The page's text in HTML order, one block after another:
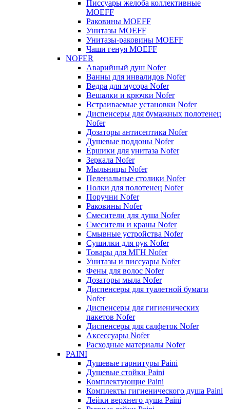
Писсуары желоба коллективные
MOEFF
Раковины MOEFF
Унитазы MOEFF
Унитазы-раковины MOEFF
Чаши генуя MOEFF
NOFER
Аварийный душ Nofer
Ванны для инвалидов Nofer
Ведра для мусора Nofer
Вешалки и крючки Nofer
Встраиваемые установки Nofer
Диспенсеры для бумажных полотенец
Nofer
Дозаторы антисептика Nofer
Душевые поддоны Nofer
Ёршики для унитаза Nofer
Зеркала Nofer
Мыльницы Nofer
Пеленальные столики Nofer
Полки для полотенец Nofer
Поручни Nofer
Раковины Nofer
Смесители для душа Nofer
Смесители и краны Nofer
Смывные устройства Nofer
Сушилки для рук Nofer
Товары для МГН Nofer
Унитазы и писсуары Nofer
Фены для волос Nofer
Дозаторы мыла Nofer
Диспенсеры для туалетной бумаги
Nofer
Диспенсеры для гигиенических
пакетов Nofer
Диспенсеры для салфеток Nofer
Аксессуары Nofer
Расходные материалы Nofer
PAINI
Душевые гарнитуры Paini
Душевые стойки Paini
Комплектующие Paini
Комплекты гигиенического душа Paini
Лейки верхнего душа Paini